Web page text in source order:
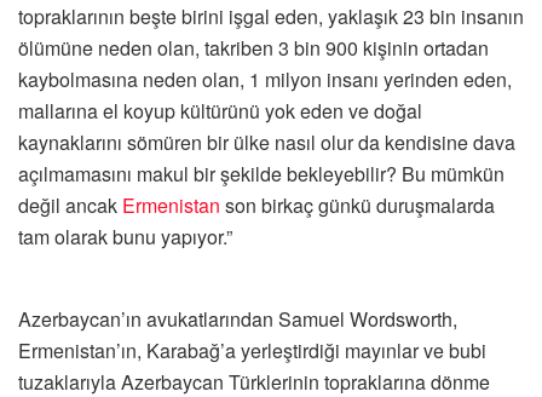
topraklarının beşte birini işgal eden, yaklaşık 23 bin insanın
ölümüne neden olan, takriben 3 bin 900 kişinin ortadan
kaybolmasına neden olan, 1 milyon insanı yerinden eden,
mallarına el koyup kültürünü yok eden ve doğal
kaynaklarını sömüren bir ülke nasıl olur da kendisine dava
açılmamasını makul bir şekilde bekleyebilir? Bu mümkün
değil ancak Ermenistan son birkaç günkü duruşmalarda
tam olarak bunu yapıyor.”
Azerbaycan’ın avukatlarından Samuel Wordsworth,
Ermenistan’ın, Karabağ’a yerleştirdiği mayınlar ve bubi
tuzaklarıyla Azerbaycan Türklerinin topraklarına dönme